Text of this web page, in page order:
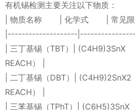
有机锡检测主要关注以下物质：
| 物质名称 | 化学式 | 常见限
|--------------------
| 三丁基锡（TBT）|
REACH） |
| 二丁基锡（DBT）|
REACH） |
| 三苯基锡（TPhT）|